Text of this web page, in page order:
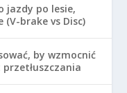
jazdy po lesie,
brake vs Disc)
by wzmocnić